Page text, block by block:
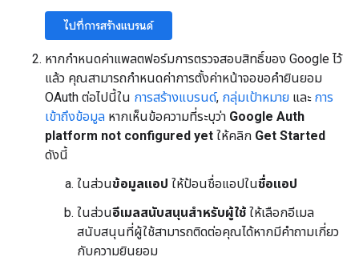
ไปที่การสร้างแบรนด์
หากกำหนดค่าแพลตฟอร์มการตรวจสอบสิทธิ์ของ Google ไว้
แล้ว คุณสามารถกำหนดค่าการตั้งค่าหน้าจอขอคำยินยอม
OAuth ต่อไปนี้ใน การสร้างแบรนด์, กลุ่มเป้าหมาย และ การ
เข้าถึงข้อมูล หากเห็นข้อความที่ระบุว่า Google Auth
platform not configured yet ให้คลิก Get Started
ดังนี้
ในส่วนข้อมูลแอป ให้ป้อนชื่อแอปในชื่อแอป
ในส่วนอีเมลสนับสนุนสำหรับผู้ใช้ ให้เลือกอีเมล
สนับสนุนที่ผู้ใช้สามารถติดต่อคุณได้หากมีคำถามเกี่ยว
กับความยินยอม